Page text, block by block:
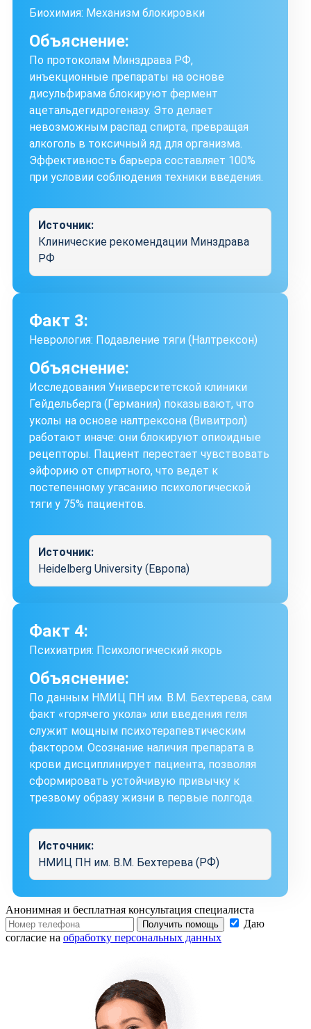
Биохимия: Механизм блокировки
Объяснение:
По протоколам Минздрава РФ,
инъекционные препараты на основе
дисульфирама блокируют фермент
ацетальдегидрогеназу. Это делает
невозможным распад спирта, превращая
алкоголь в токсичный яд для организма.
Эффективность барьера составляет 100%
при условии соблюдения техники введения.
Источник:
Клинические рекомендации Минздрава
РФ
Факт 3:
Неврология: Подавление тяги (Налтрексон)
Объяснение:
Исследования Университетской клиники
Гейдельберга (Германия) показывают, что
уколы на основе налтрексона (Вивитрол)
работают иначе: они блокируют опиоидные
рецепторы. Пациент перестает чувствовать
эйфорию от спиртного, что ведет к
постепенному угасанию психологической
тяги у 75% пациентов.
Источник:
Heidelberg University (Европа)
Факт 4:
Психиатрия: Психологический якорь
Объяснение:
По данным НМИЦ ПН им. В.М. Бехтерева, сам
факт «горячего укола» или введения геля
служит мощным психотерапевтическим
фактором. Осознание наличия препарата в
крови дисциплинирует пациента, позволяя
сформировать устойчивую привычку к
трезвому образу жизни в первые полгода.
Источник:
НМИЦ ПН им. В.М. Бехтерева (РФ)
Анонимная и бесплатная консультация специалиста
Получить помощь
Даю
согласие на обработку персональных данных